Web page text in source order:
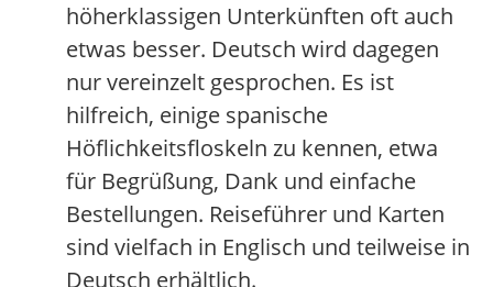
höherklassigen Unterkünften oft auch
etwas besser. Deutsch wird dagegen
nur vereinzelt gesprochen. Es ist
hilfreich, einige spanische
Höflichkeitsfloskeln zu kennen, etwa
für Begrüßung, Dank und einfache
Bestellungen. Reiseführer und Karten
sind vielfach in Englisch und teilweise in
Deutsch erhältlich.